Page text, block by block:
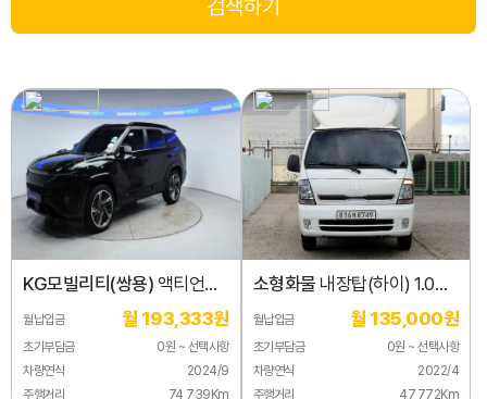
KG모빌리티(쌍용) 액티언
2WD S9
월납입금 월 193,333원
초기부담금
0원 ~ 선택사항
차량연식
2024/9
주행거리
74,739Km
소형화물 내장탑(하이) 1.0톤/
킹캡/초장축/플러스형
월납입금 월 135,000원
초기부담금
0원 ~ 선택사항
차량연식
2022/4
주행거리
47,772Km